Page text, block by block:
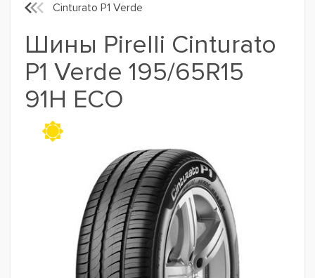
Cinturato P1 Verde
Шины Pirelli Cinturato
P1 Verde 195/65R15
91H ECO